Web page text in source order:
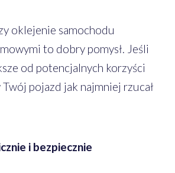
oklejenie samochodu
to dobry pomysł. Jeśli
od potencjalnych korzyści
pojazd jak najmniej rzucał
i bezpiecznie